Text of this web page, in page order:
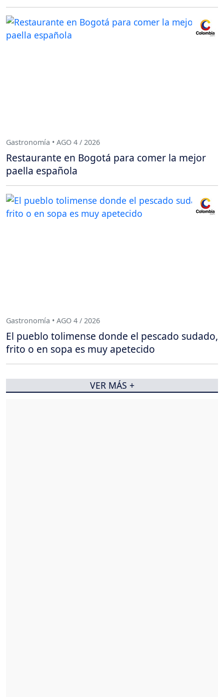
Gastronomía • AGO 4 / 2026
Restaurante en Bogotá para comer la mejor
paella española
Gastronomía • AGO 4 / 2026
El pueblo tolimense donde el pescado sudado,
frito o en sopa es muy apetecido
VER MÁS +